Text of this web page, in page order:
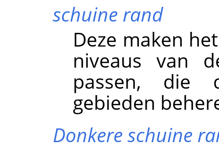
schuine rand
Deze maken
niveaus van
passen, die
gebieden
Donkere schuine